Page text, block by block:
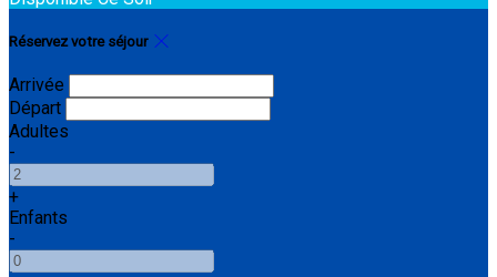
Réservez votre séjour
Arrivée
Départ
Adultes
-
+
Enfants
-